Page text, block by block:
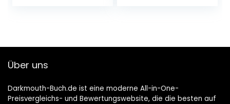
Über uns
Darkmouth-Buch.de ist eine moderne All-in-One-
Preisvergleichs- und Bewertungswebsite, die die besten auf